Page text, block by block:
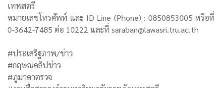
เทพสตรี
หมายเลขโทรศัพท์ และ ID Line (Phone) : 0850853005 หรือที่
0-3642-7485 ต่อ 10222 และที่ saraban@lawasri.tru.ac.th
#ประเสริฐภาพ/ข่าว
#กฤษณคลิปข่าว
#ภูมาดาตรวจ